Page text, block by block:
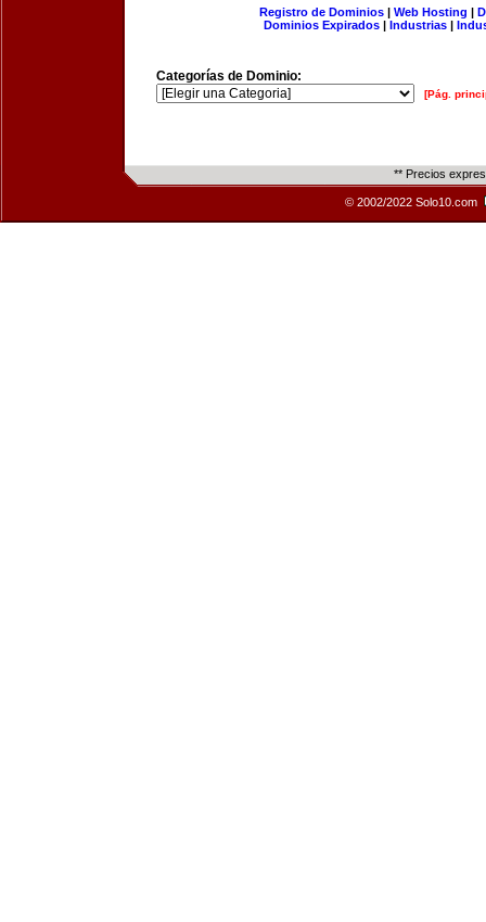
Registro de Dominios| Web Hosting |
Dominios Expirados | Industrias |
Categorías de Dominio:
[Pág.
** Precios
© 2002/2022 Solo10.com